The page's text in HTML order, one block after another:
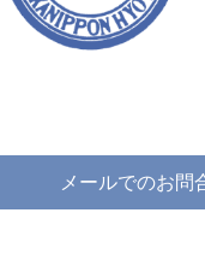
メールでのお問